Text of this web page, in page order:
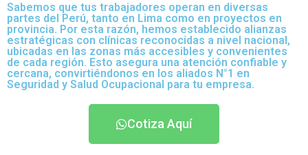
Sabemos que tus trabajadores operan en diversas
partes del Perú, tanto en Lima como en proyectos en
provincia. Por esta razón, hemos establecido alianzas
estratégicas con clínicas reconocidas a nivel nacional,
ubicadas en las zonas más accesibles y convenientes
de cada región. Esto asegura una atención confiable y
cercana, convirtiéndonos en los aliados N°1 en
Seguridad y Salud Ocupacional para tu empresa.
Cotiza Aquí